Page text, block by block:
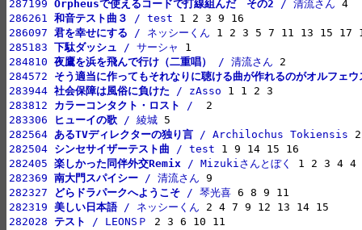
287199 Orpheusで使えるコードで打線組んだ　その2 / 清流さん
286261 和音テスト曲３ / test
286097 君を幸せにする / ネッシーくん
285183 下駄ダッシュ / サーシャ
284810 夜鷹を浜を飛んで行け（二重唱） / 清流さん
284572 そう適当に作ってもそれなりに聴ける曲が作れるのがオルフェ
283944 社会保障は風俗に負けた / zAsso
283812 カラーコンタクト・ロスト /
283306
ヒューイの歌 / 綾城
282564 あるTVディレクターの独り言 / Archilochus Tokiensis
282504 シンセサイザーテスト曲 / test
282405 楽しかった同伴外交Remix / Mizukiさんとぼく
282369 南大門スパイシー / 清流さん
282327
どらドラパークへようこそ / 琴光喜
282319 美しい日本語 / ネッシーくん
282028 テスト / LEONSＰ